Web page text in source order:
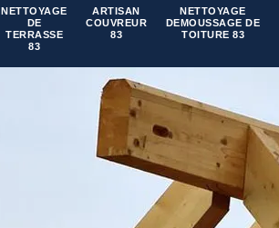
NETTOYAGE
DE
TERRASSE
83
ARTISAN
COUVREUR
83
NETTOYAGE
DEMOUSSAGE DE
TOITURE 83